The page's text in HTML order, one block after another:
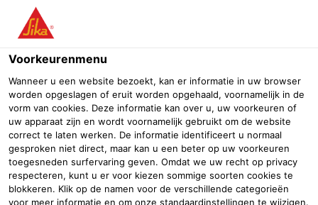
Menu
Product Data Sheets & System
Data Sheets
Downloads Product Data Sheets & System Data Sheets
Voorkeurenmenu
Wanneer u een website bezoekt, kan er informatie in uw browser
worden opgeslagen of eruit worden opgehaald, voornamelijk in de
vorm van cookies. Deze informatie kan over u, uw voorkeuren of
uw apparaat zijn en wordt voornamelijk gebruikt om de website
correct te laten werken. De informatie identificeert u normaal
gesproken niet direct, maar kan u een beter op uw voorkeuren
toegesneden surfervaring geven. Omdat we uw recht op privacy
respecteren, kunt u er voor kiezen sommige soorten cookies te
blokkeren. Klik op de namen voor de verschillende categorieën
voor meer informatie en om onze standaardinstellingen te wijzigen.